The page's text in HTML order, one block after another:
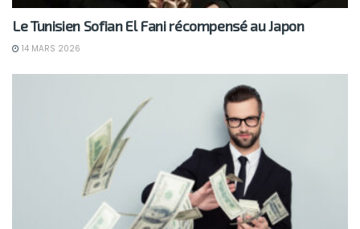
Le Tunisien Sofian El Fani récompensé au Japon
14 MARS 2026